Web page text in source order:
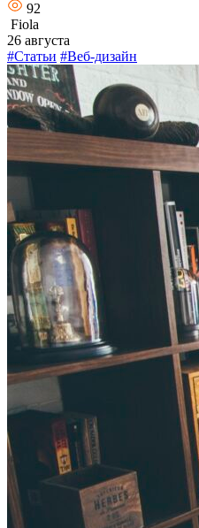
92
Fiola
26 августа
#Статьи #Веб-дизайн